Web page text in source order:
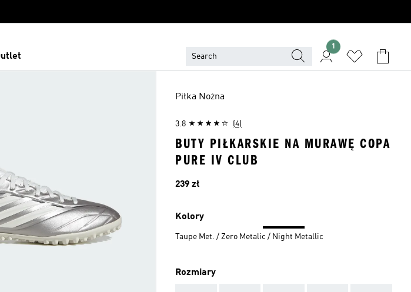
1
Piłka Nożna
3.8 (4)
BUTY PIŁKARSKIE NA MURAWĘ COPA
PURE IV CLUB
Cena
239 zł
Kolory
Taupe Met. / Zero Metalic / Night Metallic
Rozmiary